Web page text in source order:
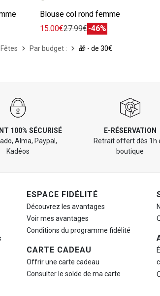
Blouse col rond femme
15.00€27.99€-46%
Fêtes Par budget : 🎁 - de 30€
100% SÉCURISÉ
Alma, Paypal,
Kadéos
E-RÉSERVATION
Retrait offert dès 1h
boutique
ESPACE FIDÉLITÉ
Découvrez les avantages
Voir mes avantages
Conditions du programme fidélité
CARTE CADEAU
Offrir une carte cadeau
Consulter le solde de ma carte